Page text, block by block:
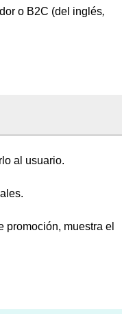
o B2C (del inglés,
al usuario.
muestra el